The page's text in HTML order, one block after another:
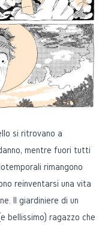
si ritrovano a
mentre fuori tutti
rimangono
reinventarsi una vita
Il giardiniere di un
bellissimo) ragazzo che